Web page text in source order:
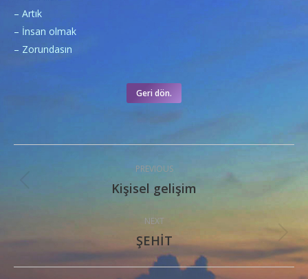
– Artık
– İnsan olmak
– Zorundasın
Geri dön.
navigation
PREVIOUS
Previous
Kişisel gelişim
NEXT
Next
post:
ŞEHİT